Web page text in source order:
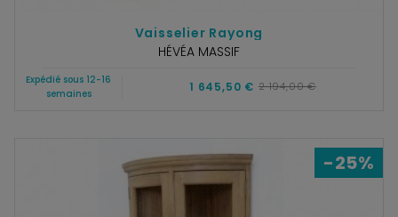
Vaisselier Rayong
HÉVÉA MASSIF
Expédié sous 12-16
semaines
1 645,50 € 2 194,00 €
-25%